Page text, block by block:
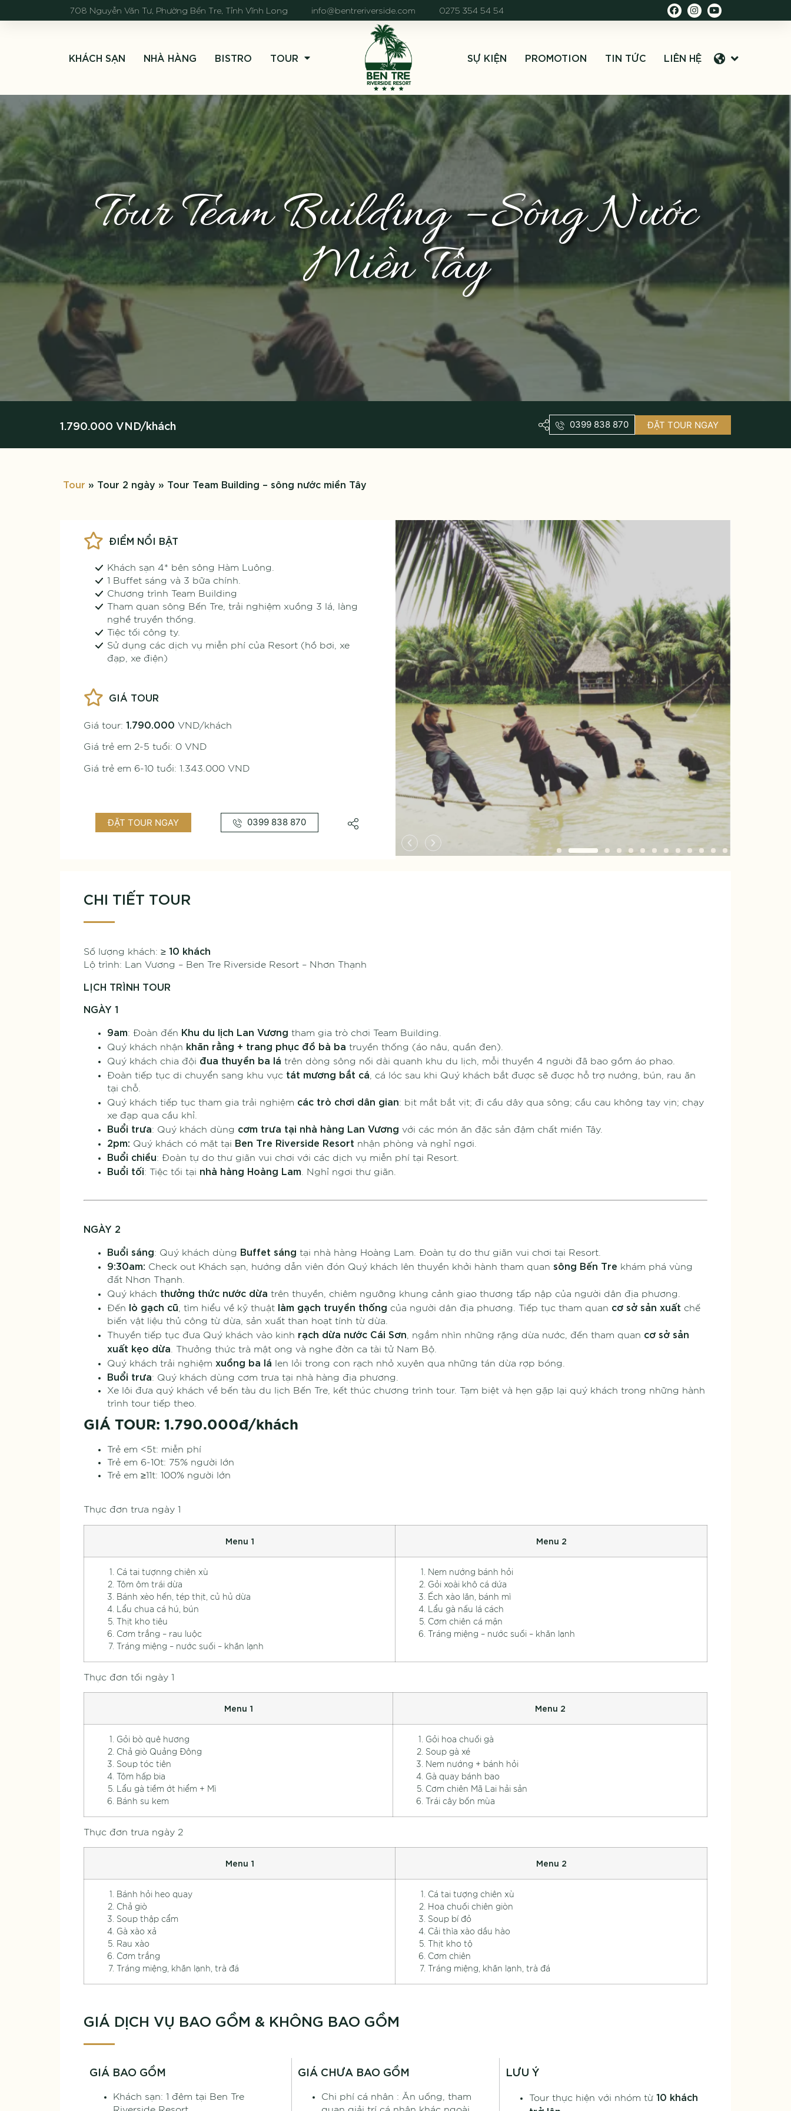
708 Nguyễn Văn Tư, Phường Bến Tre, Tỉnh Vĩnh Long info@bentreriverside.com 0275 354 54 54
KHÁCH SẠN NHÀ HÀNG BISTRO TOUR SỰ KIỆN PROMOTION TIN TỨC LIÊN HỆ
Tour Team Building – Sông Nước
Miền Tây
1.790.000 VND/khách 0399 838 870 ĐẶT TOUR NGAY
Tour » Tour 2 ngày » Tour Team Building – sông nước miền Tây
ĐIỂM NỔI BẬT
Khách sạn 4* bên sông Hàm Luông.
1 Buffet sáng và 3 bữa chính.
Chương trình Team Building
Tham quan sông Bến Tre, trải nghiệm xuồng 3 lá, làng
nghề truyền thống.
Tiệc tối công ty.
Sử dụng các dịch vụ miễn phí của Resort (hồ bơi, xe
đạp, xe điện)
GIÁ TOUR
Giá tour: 1.790.000 VND/khách
Giá trẻ em 2-5 tuổi: 0 VND
Giá trẻ em 6-10 tuổi: 1.343.000 VND
ĐẶT TOUR NGAY 0399 838 870
CHI TIẾT TOUR
Số lượng khách: ≥ 10 khách
Lộ trình: Lan Vương – Ben Tre Riverside Resort – Nhơn Thạnh
LỊCH TRÌNH TOUR
NGÀY 1
9am: Đoàn đến Khu du lịch Lan Vương tham gia trò chơi Team Building.
Quý khách nhận khăn rằng + trang phục đồ bà ba truyền thống (áo nâu, quần đen).
Quý khách chia đội đua thuyền ba lá trên dòng sông nối dài quanh khu du lịch, mỗi thuyền 4 người đã bao gồm áo phao.
Đoàn tiếp tục di chuyển sang khu vực tát mương bắt cá , cá lóc sau khi Quý khách bắt được sẽ được hỗ trợ nướng, bún, rau ăn
tại chỗ.
Quý khách tiếp tục tham gia trải nghiệm các trò chơi dân gian: bịt mắt bắt vịt; đi cầu dây qua sông; cầu cau không tay vịn; chạy
xe đạp qua cầu khỉ.
Buổi trưa: Quý khách dùng cơm trưa tại nhà hàng Lan Vương với các món ăn đặc sản đậm chất miền Tây.
2pm: Quý khách có mặt tại Ben Tre Riverside Resort nhận phòng và nghỉ ngơi.
Buổi chiều: Đoàn tự do thư giãn vui chơi với các dịch vụ miễn phí tại Resort.
Buổi tối: Tiệc tối tại nhà hàng Hoàng Lam . Nghỉ ngơi thư giãn.
NGÀY 2
Buổi sáng: Quý khách dùng Buffet sáng tại nhà hàng Hoàng Lam. Đoàn tự do thư giãn vui chơi tại Resort.
9:30am: Check out Khách sạn, hướng dẫn viên đón Quý khách lên thuyền khởi hành tham quan sông Bến Tre khám phá vùng
đất Nhơn Thạnh.
Quý khách thưởng thức nước dừa trên thuyền, chiêm ngưỡng khung cảnh giao thương tấp nập của người dân địa phương.
Đến lò gạch cũ , tìm hiểu về kỹ thuật làm gạch truyền thống của người dân địa phương. Tiếp tục tham quan cơ sở sản xuất chế
biến vật liệu thủ công từ dừa, sản xuất than hoạt tính từ dừa.
Thuyền tiếp tục đưa Quý khách vào kinh rạch dừa nước Cái Sơn , ngắm nhìn những rặng dừa nước, đến tham quan cơ sở sản
xuất kẹo dừa . Thưởng thức trà mật ong và nghe đờn ca tài tử Nam Bộ.
Quý khách trải nghiệm xuồng ba lá len lỏi trong con rạch nhỏ xuyên qua những tán dừa rợp bóng.
Buổi trưa: Quý khách dùng cơm trưa tại nhà hàng địa phương.
Xe lôi đưa quý khách về bến tàu du lịch Bến Tre, kết thúc chương trình tour. Tạm biệt và hẹn gặp lại quý khách trong những hành
trình tour tiếp theo.
GIÁ TOUR: 1.790.000đ/khách
Trẻ em <5t: miễn phí
Trẻ em 6-10t: 75% người lớn
Trẻ em ≥11t: 100% người lớn
Thực đơn trưa ngày 1
Menu 1 Menu 2
Cá tai tượnng chiên xù
Tôm ôm trái dừa
Bánh xèo hến, tép thịt, củ hủ dừa
Lẩu chua cá hú, bún
Thịt kho tiêu
Cơm trắng – rau luộc
Tráng miệng – nước suối – khăn lạnh
Nem nướng bánh hỏi
Gỏi xoài khô cá dứa
Ếch xào lăn, bánh mì
Lẩu gà nấu lá cách
Cơm chiên cá mặn
Tráng miệng – nước suối – khăn lạnh
Thực đơn tối ngày 1
Menu 1 Menu 2
Gỏi bò quê hương
Chả giò Quảng Đông
Soup tóc tiên
Tôm hấp bia
Lẩu gà tiềm ớt hiểm + Mì
Bánh su kem
Gỏi hoa chuối gà
Soup gà xé
Nem nướng + bánh hỏi
Gà quay bánh bao
Cơm chiên Mã Lai hải sản
Trái cây bốn mùa
Thực đơn trưa ngày 2
Menu 1 Menu 2
Bánh hỏi heo quay
Chả giò
Soup thập cẩm
Gà xào xả
Rau xào
Cơm trắng
Tráng miệng, khăn lạnh, trà đá
Cá tai tượng chiên xù
Hoa chuối chiên giòn
Soup bí đỏ
Cải thìa xào dầu hào
Thịt kho tộ
Cơm chiên
Tráng miệng, khăn lạnh, trà đá
GIÁ DỊCH VỤ BAO GỒM & KHÔNG BAO GỒM
GIÁ BAO GỒM
Khách sạn: 1 đêm tại Ben Tre
GIÁ CHƯA BAO GỒM
Chi phí cá nhân : Ăn uống, tham
LƯU Ý
Tour thực hiện với nhóm từ 10 khách